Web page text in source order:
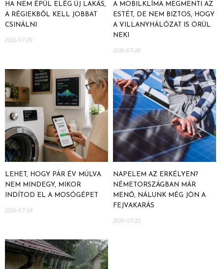
HA NEM ÉPÜL ELÉG ÚJ LAKÁS,
A RÉGIEKBŐL KELL JOBBAT
CSINÁLNI
2026-07-29
A MOBILKLÍMA MEGMENTI AZ
ESTÉT, DE NEM BIZTOS, HOGY
A VILLANYHÁLÓZAT IS ÖRÜL
NEKI
2026-07-28
LEHET, HOGY PÁR ÉV MÚLVA
NEM MINDEGY, MIKOR
INDÍTOD EL A MOSÓGÉPET
2026-07-24
NAPELEM AZ ERKÉLYEN?
NÉMETORSZÁGBAN MÁR
MENŐ, NÁLUNK MÉG JÖN A
FEJVAKARÁS
2026-07-22